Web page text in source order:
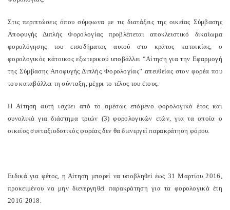
Στις περιπτώσεις όπου σύμφωνα με τις διατάξεις της οικείας Σύμβασης
Αποφυγής Διπλής Φορολογίας προβλέπεται αποκλειστικό δικαίωμα
φορολόγησης του εισοδήματος αυτού στο κράτος κατοικίας, ο
φορολογικός κάτοικος εξωτερικού υποβάλλει “Αίτηση για την Εφαρμογή
της Σύμβασης Αποφυγής Διπλής Φορολογίας” απευθείας στον φορέα που
του καταβάλλει τη σύνταξη, μέχρι το τέλος του έτους.
Η Αίτηση αυτή ισχύει από το αμέσως επόμενο φορολογικό έτος και
συνολικά για διάστημα τριών (3) φορολογικών ετών, για τα οποία ο
οικείος συνταξιοδοτικός φορέας δεν θα διενεργεί παρακράτηση φόρου.
Ειδικά για φέτος, η Αίτηση μπορεί να υποβληθεί έως 31 Μαρτίου 2016,
προκειμένου να μην διενεργηθεί παρακράτηση για τα φορολογικά έτη
2016-2018.